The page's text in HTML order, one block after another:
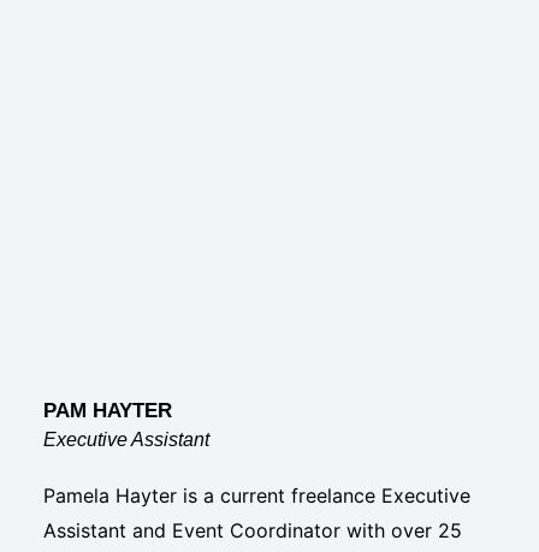
PAM HAYTER
Executive Assistant
Pamela Hayter is a current freelance Executive
Assistant and Event Coordinator with over 25